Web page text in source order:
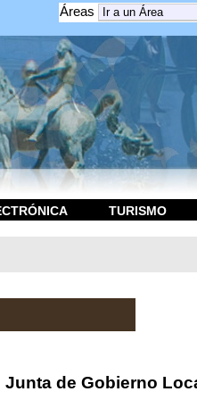
Áreas
TURISMO
Junta de Gobierno